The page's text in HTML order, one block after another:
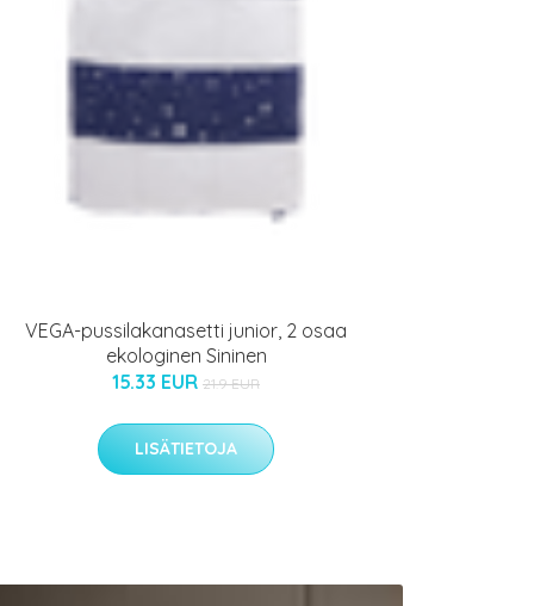
VEGA-pussilakanasetti junior, 2 osaa
ekologinen Sininen
15.33 EUR 21.9 EUR
LISÄTIETOJA